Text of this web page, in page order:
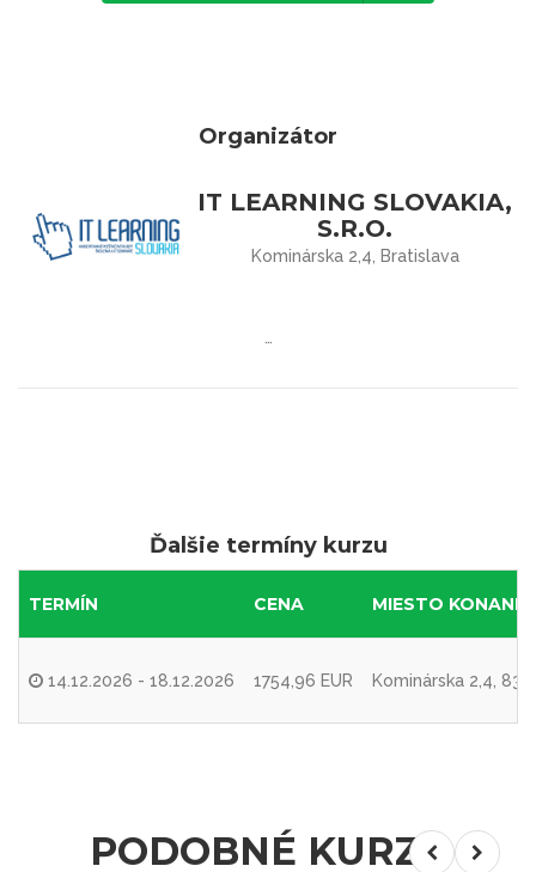
Organizátor
IT LEARNING SLOVAKIA,
S.R.O.
Kominárska 2,4, Bratislava
Ďalšie termíny kurzu
TERMÍN CENA MIESTO KONANIA
14.12.2026 - 18.12.2026 1754,96 EUR Kominárska 2,4,
PODOBNÉ KURZY